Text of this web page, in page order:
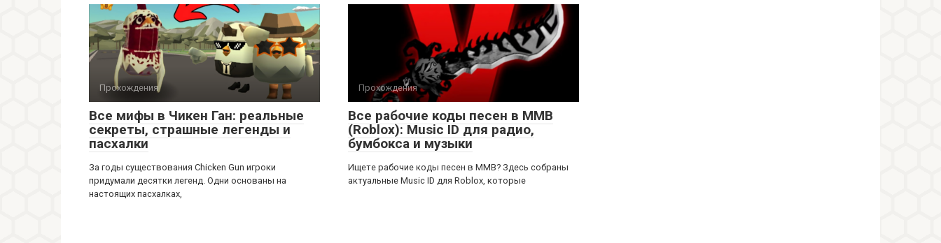
Прохождения
Все мифы в Чикен Ган: реальные
секреты, страшные легенды и
пасхалки
За годы существования Chicken Gun игроки
придумали десятки легенд. Одни основаны на
настоящих пасхалках,
Прохождения
Все рабочие коды песен в ММВ
(Roblox): Music ID для радио,
бумбокса и музыки
Ищете рабочие коды песен в ММВ? Здесь собраны
актуальные Music ID для Roblox, которые